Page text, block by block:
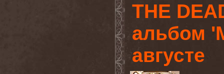
THE
альбом
августе